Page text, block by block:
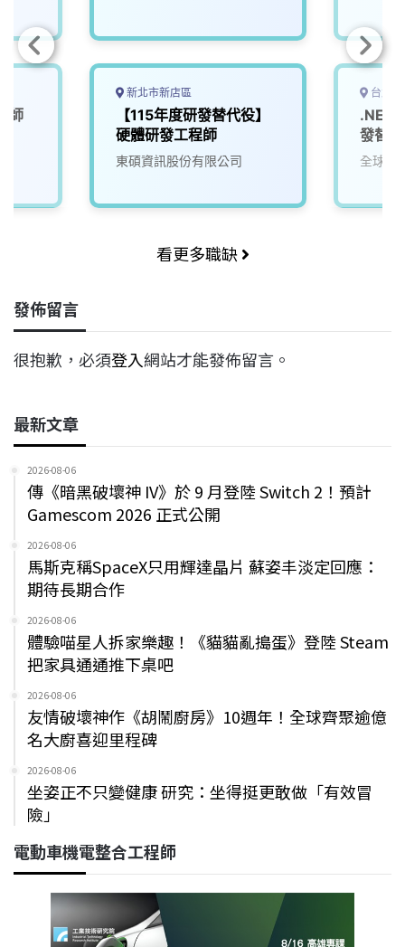
師
新北市新店區
【115年度研發替代役】
硬體研發工程師
東碩資訊股份有限公司
台北
.NET
發替
全球華
看更多職缺
發佈留言
很抱歉，必須登入網站才能發佈留言。
最新文章
2026-08-06
傳《暗黑破壞神 IV》於 9 月登陸 Switch 2！預計
Gamescom 2026 正式公開
2026-08-06
馬斯克稱SpaceX只用輝達晶片 蘇姿丰淡定回應：
期待長期合作
2026-08-06
體驗喵星人拆家樂趣！《貓貓亂搗蛋》登陸 Steam
把家具通通推下桌吧
2026-08-06
友情破壞神作《胡鬧廚房》10週年！全球齊聚逾億
名大廚喜迎里程碑
2026-08-06
坐姿正不只變健康 研究：坐得挺更敢做「有效冒
險」
電動車機電整合工程師